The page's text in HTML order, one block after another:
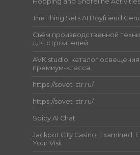
The Thing Sets AI Boyfriend
Съём производственной
для строителей
AVK studio: каталог
премиум-класса
https://sovet-str.ru/
https://sovet-str.ru/
Spicy AI Chat
Jackpot City Casino: Examined,
Your Visit